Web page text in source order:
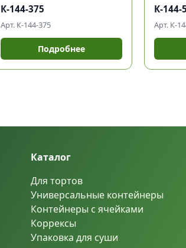
К-144-375
Арт. К-144-375
Подробнее
К-144-
Арт. К-
Каталог
Для тортов
Универсальные контейнеры
Контейнеры с ячейками
Коррексы
Упаковка для суши